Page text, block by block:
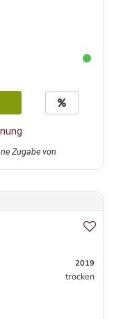
Zugabe von
2019
trocken